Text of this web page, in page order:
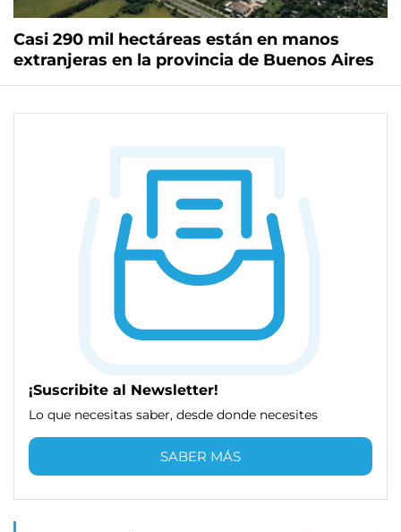
Casi 290 mil hectáreas están en manos
extranjeras en la provincia de Buenos Aires
¡Suscribite al Newsletter!
Lo que necesitas saber, desde donde necesites
SABER MÁS